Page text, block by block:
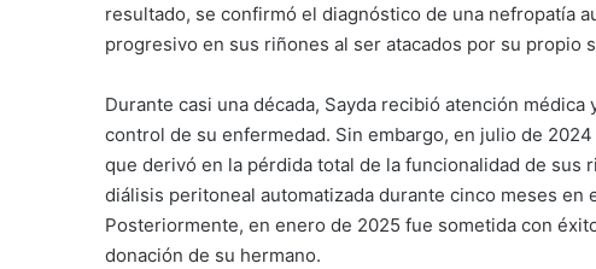
resultado, se confirmó el diagnóstico de una nefropatía
progresivo en sus riñones al ser atacados por su propio
Durante casi una década, Sayda recibió atención
control de su enfermedad. Sin embargo, en julio de
que derivó en la pérdida total de la funcionalidad de sus
diálisis peritoneal automatizada durante cinco meses en
Posteriormente, en enero de 2025 fue sometida con
donación de su hermano.